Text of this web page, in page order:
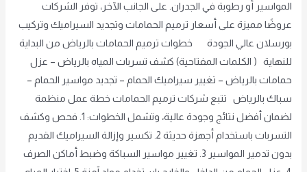
المواسير أو رطوبة في الجدران. على الجانب الآخر، توفر الشركات
عروضًا مميزة على أسعار ترميم الحمامات وتجديد السيراميك وتركيب
بورسلان عالي الجودة خطوات ترميم الحمامات بالرياض من البداية
للنهاية ( الكلمات المفتاحية) كشف تسربات المياه بالرياض – عزل
حمامات بالرياض – تغيير سيراميك الحمام – تجديد مواسير الحمام –
سباك بالرياض تتبع شركات ترميم الحمامات خطة عمل منظمة
لضمان أفضل نتائج وجودة عالية، وتشمل الخطوات: 1. فحص وكشف
التسربات باستخدام أجهزة حديثة 2. تكسير وإزالة السيراميك القديم
بدون تدمير المواسير 3. تغيير مواسير السباكة وضبط أماكن الصرف